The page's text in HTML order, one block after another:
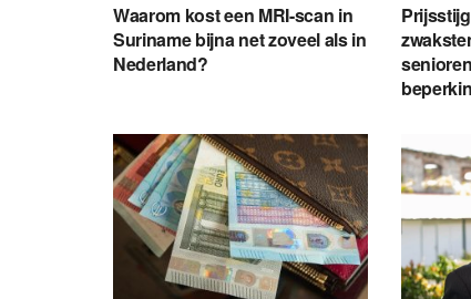
Waarom kost een MRI-scan in
Suriname bijna net zoveel als in
Nederland?